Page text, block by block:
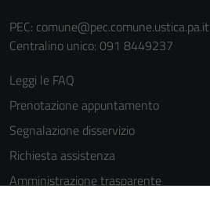
PEC: comune@pec.comune.ustica.pa.it
Centralino unico: 091 8449237
Leggi le FAQ
Prenotazione appuntamento
Segnalazione disservizio
Richiesta assistenza
Amministrazione trasparente